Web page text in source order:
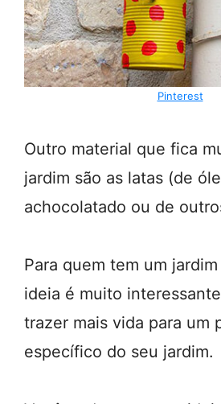
Pinterest
Outro material que fica
jardim são as latas (de
achocolatado ou de
Para quem tem um
ideia é muito
trazer mais vida para um
específico do seu jardim.